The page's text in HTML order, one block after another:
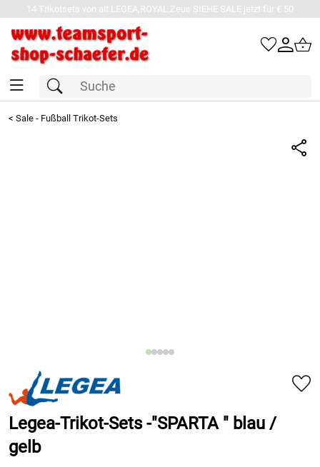
14 Trikotsets von alt.LEGEA,ROYAL,Zeus SIEHE SALE jetzt für € 50
< Sale - Fußball Trikot-Sets
Legea-Trikot-Sets -"SPARTA " blau /
gelb